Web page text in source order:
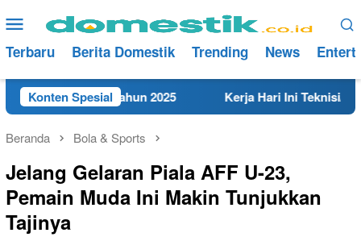
ke
konten
Menu
Mobile
Terbaru Berita Domestik Trending News
Konten Spesial
Rembang Tahun 2025 Kerja Hari Ini Teknisi/
Beranda Bola & Sports
Jelang Gelaran Piala AFF U-23,
Pemain Muda Ini Makin Tunjukkan
Tajinya